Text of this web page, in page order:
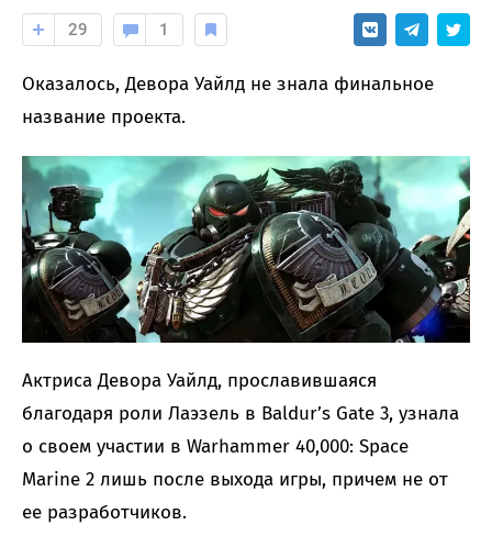
29 1
Оказалось, Девора Уайлд не знала финальное
название проекта.
Актриса Девора Уайлд, прославившаяся
благодаря роли Лаэзель в Baldur’s Gate 3, узнала
о своем участии в Warhammer 40,000: Space
Marine 2 лишь после выхода игры, причем не от
ее разработчиков.